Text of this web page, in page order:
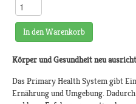
In den Warenkorb
Körper und Gesundheit neu
Das Primary Health System gibt
Ernährung und Umgebung.